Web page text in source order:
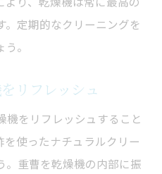
。定期的なクリーニングを
。
リフレッシュ
機をリフレッシュすること
使ったナチュラルクリー
。重曹を乾燥機の内部に振